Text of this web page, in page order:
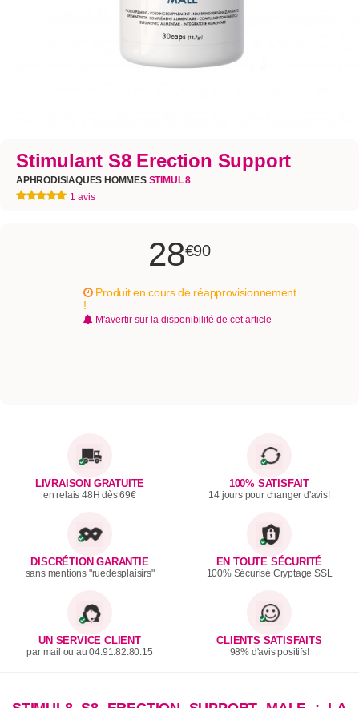
Stimulant S8 Erection Support
APHRODISIAQUES HOMMES STIMUL 8
1 avis
28€90
Produit en cours de réapprovisionnement
!
M'avertir sur la disponibilité de cet article
LIVRAISON GRATUITE
en relais 48H dès 69€
100% SATISFAIT
14 jours pour changer d'avis!
DISCRÉTION GARANTIE
sans mentions "ruedesplaisirs"
EN TOUTE SÉCURITÉ
100% Sécurisé Cryptage SSL
UN SERVICE CLIENT
par mail ou au 04.91.82.80.15
CLIENTS SATISFAITS
98% d'avis positifs!